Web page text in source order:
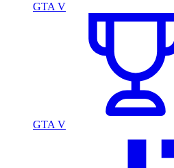
GTA V
GTA V